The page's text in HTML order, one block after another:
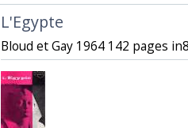
‎L'Egypte‎
‎Bloud et Gay 1964 142 pages